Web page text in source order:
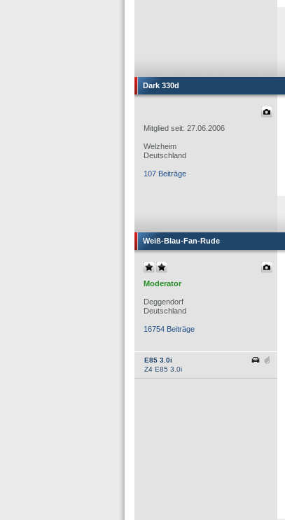
Dark 330d
Mitglied seit: 27.06.2006
Welzheim
Deutschland
107 Beiträge
Weiß-Blau-Fan-Rude
Moderator
Deggendorf
Deutschland
16754 Beiträge
E85 3.0i
Z4 E85 3.0i